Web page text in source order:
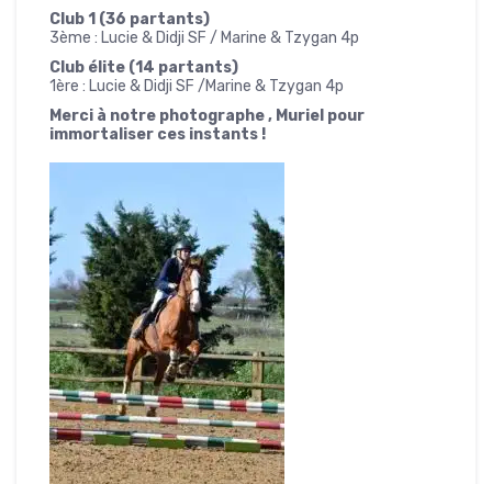
Club 1 (36 partants)
3ème : Lucie & Didji SF / Marine & Tzygan 4p
Club élite (14 partants)
1ère : Lucie & Didji SF /Marine & Tzygan 4p
Merci à notre photographe , Muriel pour
immortaliser ces instants !